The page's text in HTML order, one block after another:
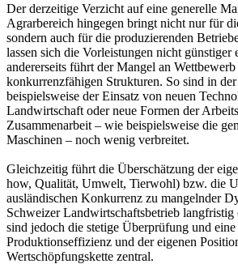
Der derzeitige Verzicht auf eine generelle
Agrarbereich hingegen bringt nicht nur für
sondern auch für die produzierenden
lassen sich die Vorleistungen nicht günstiger
andererseits führt der Mangel an
konkurrenzfähigen Strukturen. So sind in
beispielsweise der Einsatz von neuen
Landwirtschaft oder neue Formen der
Zusammenarbeit – wie beispielsweise die
Maschinen – noch wenig verbreitet.
Gleichzeitig führt die Überschätzung der
how, Qualität, Umwelt, Tierwohl) bzw. die
ausländischen Konkurrenz zu mangelnder
Schweizer Landwirtschaftsbetrieb langfristig
sind jedoch die stetige Überprüfung und
Produktionseffizienz und der eigenen
Wertschöpfungskette zentral.